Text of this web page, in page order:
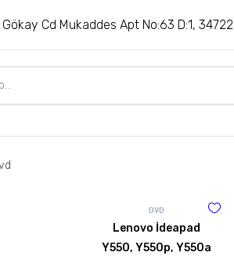
Cd Mukaddes Apt No:63 D:1, 34722
DVD
Lenovo İdeapad
Y550, Y550p, Y550a